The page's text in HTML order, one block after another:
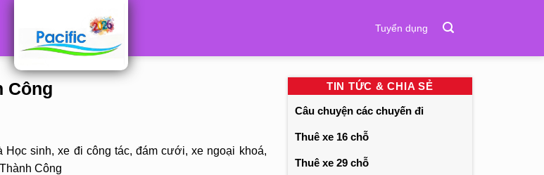
Tuyển dụng
Công
sinh, xe đi công tác, đám cưới, xe ngoại khoá,
Công
TIN TỨC & CHIA SẺ
Câu chuyện các chuyến đi
Thuê xe 16 chỗ
Thuê xe 29 chỗ